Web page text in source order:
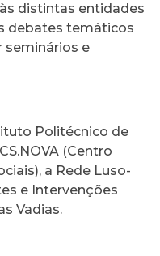
distintas entidades
debates temáticos
seminários e
Politécnico de
(Centro
a Rede Luso-
e Intervenções
Vadias.